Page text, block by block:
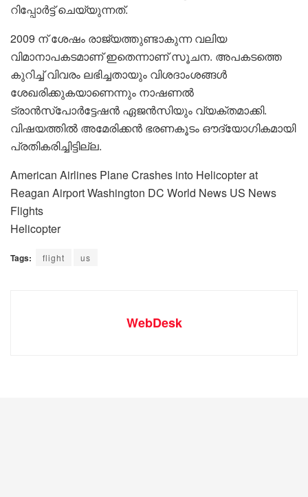
റിപ്പോര്‍ട്ട് ചെയ്യുന്നത്.
2009 ന് ശേഷം രാജ്യത്തുണ്ടാകുന്ന വലിയ
വിമാനാപകടമാണ് ഇതെന്നാണ് സൂചന. അപകടത്തെ
കുറിച്ച് വിവരം ലഭിച്ചതായും വിശദാംശങ്ങള്‍
ശേഖരിക്കുകയാണെന്നും നാഷണല്‍
ട്രാന്‍സ്‌പോര്‍ട്ടേഷന്‍ ഏജന്‍സിയും വ്യക്തമാക്കി.
വിഷയത്തില്‍ അമേരിക്കന്‍ ഭരണകൂടം ഔദ്യോഗികമായി
പ്രതികരിച്ചിട്ടില്ല.
American Airlines Plane Crashes into Helicopter at
Reagan Airport Washington DC World News US News
Flights
Helicopter
Tags: flight us
WebDesk